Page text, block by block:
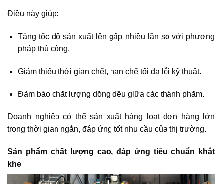
Điều này giúp:
Tăng tốc độ sản xuất lên gấp nhiều lần so với phương
pháp thủ công.
Giảm thiểu thời gian chết, hạn chế tối đa lỗi kỹ thuật.
Đảm bảo chất lượng đồng đều giữa các thành phẩm.
Doanh nghiệp có thể sản xuất hàng loạt đơn hàng lớn
trong thời gian ngắn, đáp ứng tốt nhu cầu của thị trường.
Sản phẩm chất lượng cao, đáp ứng tiêu chuẩn khắt
khe